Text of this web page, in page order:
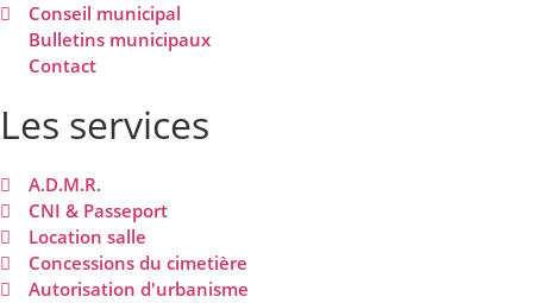
Conseil municipal
Bulletins municipaux
Contact
Les services
A.D.M.R.
CNI & Passeport
Location salle
Concessions du cimetière
Autorisation d'urbanisme